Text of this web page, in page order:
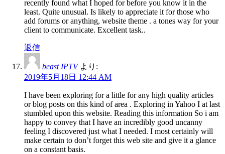
recently found what I hoped for before you know it in the
least. Quite unusual. Is likely to appreciate it for those who
add forums or anything, website theme . a tones way for your
client to communicate. Excellent task..
返信
beast IPTV より:
2019年5月18日 12:44 AM
I have been exploring for a little for any high quality articles
or blog posts on this kind of area . Exploring in Yahoo I at last
stumbled upon this website. Reading this information So i am
happy to convey that I have an incredibly good uncanny
feeling I discovered just what I needed. I most certainly will
make certain to don’t forget this web site and give it a glance
on a constant basis.